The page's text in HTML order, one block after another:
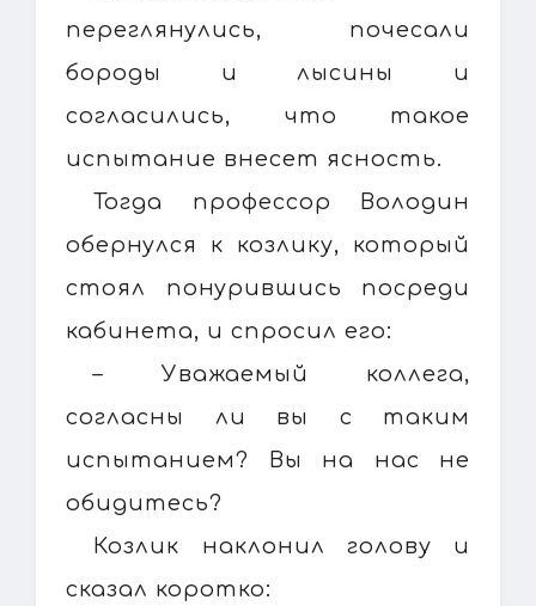
переглянулись, почесали
бороды и лысины и
согласились, что такое
испытание внесет ясность.
Тогда профессор Володин
обернулся к козлику, который
стоял понурившись посреди
кабинета, и спросил его:
– Уважаемый коллега,
согласны ли вы с таким
испытанием? Вы на нас не
обидитесь?
Козлик наклонил голову и
сказал коротко: